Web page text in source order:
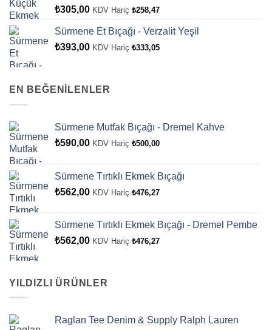
₺305,00 KDV Hariç ₺258,47
Sürmene Et Bıçağı - Verzalit Yeşil
₺393,00 KDV Hariç ₺333,05
EN BEĞENİLENLER
Sürmene Mutfak Bıçağı - Dremel Kahve
₺590,00 KDV Hariç ₺500,00
Sürmene Tırtıklı Ekmek Bıçağı
₺562,00 KDV Hariç ₺476,27
Sürmene Tırtıklı Ekmek Bıçağı - Dremel Pembe
₺562,00 KDV Hariç ₺476,27
YILDIZLI ÜRÜNLER
Raglan Tee Denim & Supply Ralph Lauren